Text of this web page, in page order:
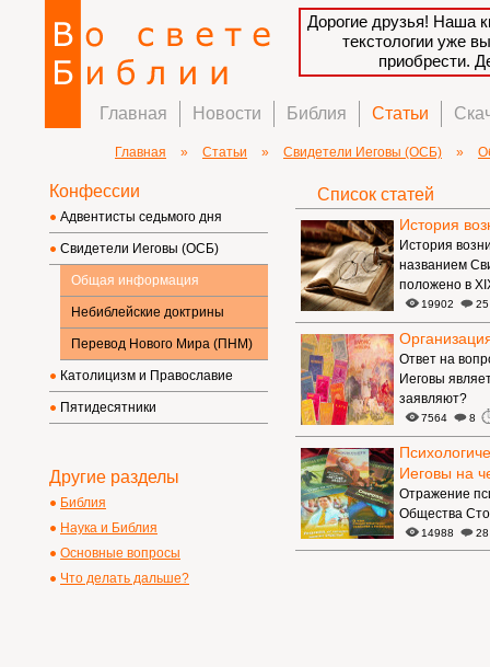
Дорогие друзья! Наша
текстологии уже
приобрести.
Главная Новости Библия Статьи
Главная » Статьи » Свидетели Иеговы (ОСБ) »
Список статей
История
История
названием
положено в
19902 25
Ответ на
Иеговы
заявляют?
7564 8
Иеговы на
Отражение
Общества
14988 28
Конфессии
Адвентисты седьмого дня
Свидетели Иеговы (ОСБ)
Общая информация
Небиблейские доктрины
Перевод Нового Мира (ПНМ)
Католицизм и Православие
Пятидесятники
Другие разделы
Библия
Наука и Библия
Основные вопросы
Что делать дальше?